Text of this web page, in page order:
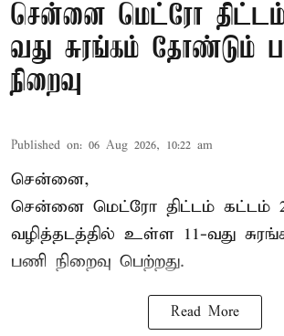
சென்னை மெட்ரோ திட்டம்
வது சுரங்கம் தோண்டும்
நிறைவு
Published on: 06 Aug 2026, 10:22 am
சென்னை,
சென்னை மெட்ரோ திட்டம் கட்டம்
வழித்தடத்தில் உள்ள 11-வது
பணி நிறைவு பெற்றது.
Read More